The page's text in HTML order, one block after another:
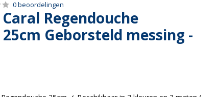
0 beoordelingen
Regendouche
Geborsteld messing -